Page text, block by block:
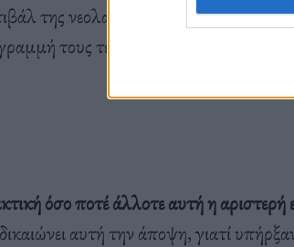
της νεολαίας της Αριστερής
τους τελευταίους μήνες στην
όσο ποτέ άλλοτε αυτή η αριστερή
αυτή την άποψη, γιατί